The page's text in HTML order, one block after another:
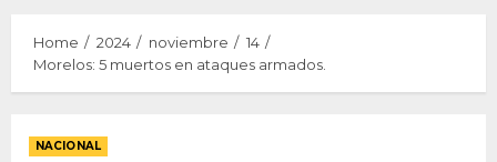
Home 2024 noviembre
14
Morelos: 5 muertos en ataques armados.
NACIONAL